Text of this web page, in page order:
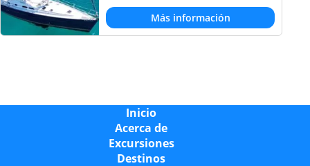
Más información
Inicio
Acerca de
Excursiones
Destinos